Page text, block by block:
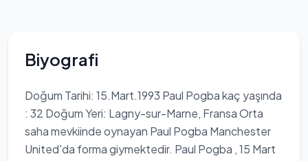
Biyografi
Doğum Tarihi: 15.Mart.1993 Paul Pogba kaç yaşında
: 32 Doğum Yeri: Lagny-sur-Marne, Fransa Orta
saha mevkiinde oynayan Paul Pogba Manchester
United'da forma giymektedir. Paul Pogba , 15 Mart